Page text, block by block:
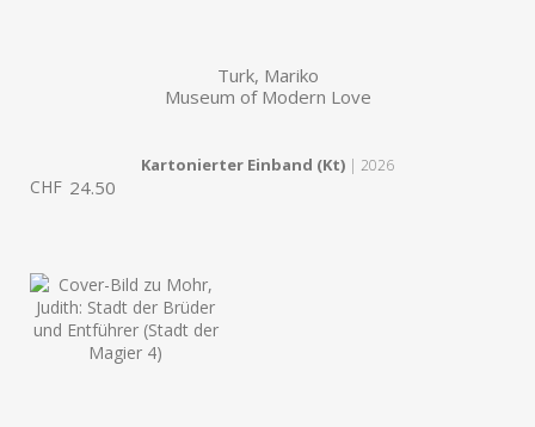
Turk, Mariko
Museum of Modern Love
Kartonierter Einband (Kt) | 2026
CHF 24.50